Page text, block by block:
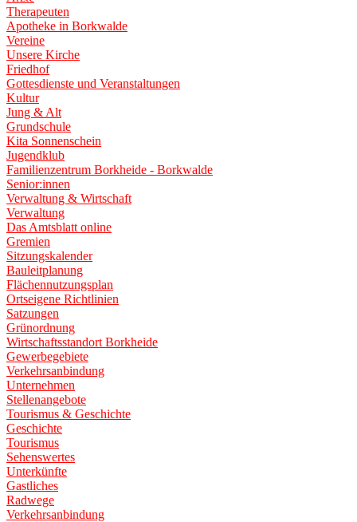
Therapeuten
Apotheke in Borkwalde
Vereine
Unsere Kirche
Friedhof
Gottesdienste und Veranstaltungen
Kultur
Jung & Alt
Grundschule
Kita Sonnenschein
Jugendklub
Familienzentrum Borkheide - Borkwalde
Senior:innen
Verwaltung & Wirtschaft
Verwaltung
Das Amtsblatt online
Gremien
Sitzungskalender
Bauleitplanung
Flächennutzungsplan
Ortseigene Richtlinien
Satzungen
Grünordnung
Wirtschaftsstandort Borkheide
Gewerbegebiete
Verkehrsanbindung
Unternehmen
Stellenangebote
Tourismus & Geschichte
Geschichte
Tourismus
Sehenswertes
Unterkünfte
Gastliches
Radwege
Verkehrsanbindung